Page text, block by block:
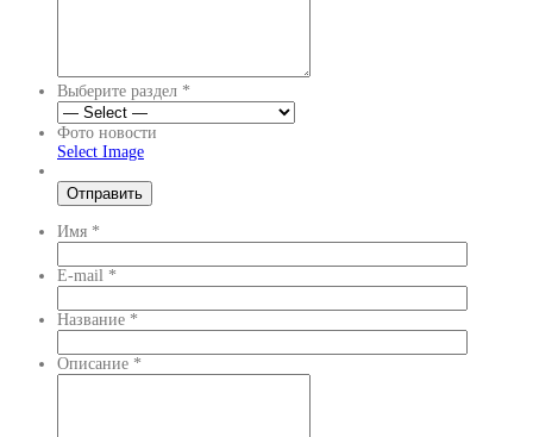
Выберите раздел *
Фото новости
Select Image
Имя *
E-mail *
Название *
Описание *